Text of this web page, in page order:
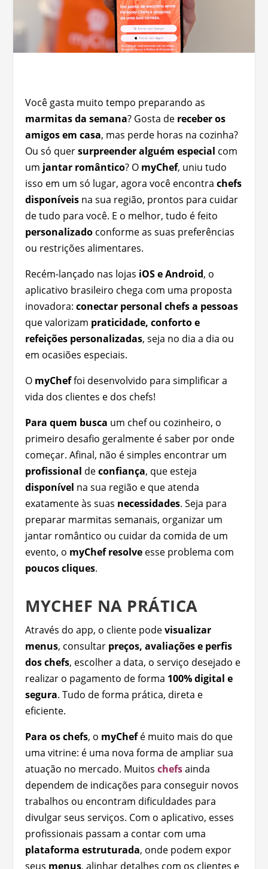
Você gasta muito tempo preparando as
marmitas da semana? Gosta de receber os
amigos em casa, mas perde horas na cozinha?
Ou só quersurpreender alguém especial com
um jantar romântico? O myChef, uniu tudo
isso em um só lugar, agora você encontrachefs
disponíveis na sua região, prontos para cuidar
de tudo para você. E o melhor, tudo é feito
personalizado conforme as suas preferências
ou restrições alimentares.
Recém-lançado nas lojas iOS e Android, o
aplicativo brasileiro chega com uma proposta
inovadora:conectar personal chefs a pessoas
que valorizam praticidade, conforto e
refeições personalizadas, seja no dia a dia ou
em ocasiões especiais.
O myCheffoi desenvolvido para simplificar a
vida dos clientes e dos chefs!
Para quem busca um chef ou cozinheiro, o
primeiro desafio geralmente é saber por onde
começar. Afinal, não é simples encontrar um
profissional deconfiança, que esteja
disponível na sua região e que atenda
exatamente às suas necessidades. Seja para
preparar marmitas semanais, organizar um
jantar romântico ou cuidar da comida de um
evento, o myChef resolve esse problema com
poucos cliques.
MYCHEF NA PRÁTICA
Através do app, o cliente podevisualizar
menus, consultar preços, avaliações e perfis
dos chefs, escolher a data, o serviço desejado e
realizar o pagamento de forma 100% digital e
segura. Tudo de forma prática, direta e
eficiente.
Para os chefs, o myChefé muito mais do que
uma vitrine: é uma nova forma de ampliar sua
atuação no mercado. Muitoschefsainda
dependem de indicações para conseguir novos
trabalhos ou encontram dificuldades para
divulgar seus serviços. Com o aplicativo, esses
profissionais passam a contar com uma
plataforma estruturada, onde podem expor
seus menus, alinhar detalhes com os clientes e